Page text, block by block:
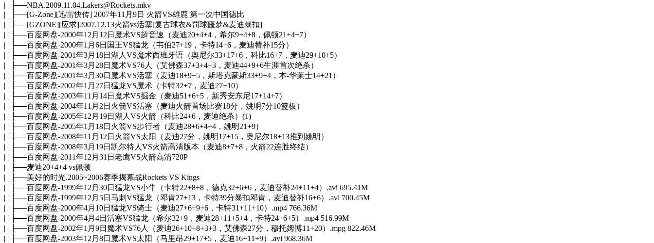
| | ├──NBA.2009.11.04.Lakers@Rockets.mkv
| | ├──[G-Zone][迅雷快传] 2007年11月9日 火箭VS雄鹿 第一次中国德比
| | ├──[GZONE][应求]2007.12.13火箭vs活塞[复古球衣&罚球噩梦&麦迪暴扣]
| | ├──百度网盘-2000年12月12日魔术VS超音速（麦迪20+4+4，希尔9+4+8，佩顿21+4+7）
| | ├──百度网盘-2000年1月6日国王VS猛龙（韦伯27+19，卡特14+6，麦迪替补15分）
| | ├──百度网盘-2001年3月18日湖人VS魔术西班牙语（奥尼尔33+17+6，科比16+7，麦迪29+10+5）
| | ├──百度网盘-2001年3月28日魔术VS76人（艾佛森37+3+4+3，麦迪44+9+6生涯首次绝杀）
| | ├──百度网盘-2001年3月30日魔术VS活塞（麦迪18+9+5，斯塔克豪斯33+9+4，本-华莱士14+21）
| | ├──百度网盘-2002年1月27日猛龙VS魔术（卡特32+7，麦迪27+10）
| | ├──百度网盘-2003年11月14日魔术VS掘金（麦迪51+6+5，新秀安东尼17+14+7）
| | ├──百度网盘-2004年11月2日火箭VS活塞（麦迪火箭首场比赛18分，姚明7分10篮板）
| | ├──百度网盘-2005年12月19日湖人VS火箭（科比24+6，麦迪绝杀）(1)
| | ├──百度网盘-2005年1月18日火箭VS步行者（麦迪28+6+4+4，姚明21+9）
| | ├──百度网盘-2008年11月12日火箭VS太阳（麦迪27分，姚明17+15，奥尼尔18+13推到姚明）
| | ├──百度网盘-2008年3月19日凯尔特人VS火箭高清版本（麦迪8+7+8，火箭22连胜终结）
| | ├──百度网盘-2011年12月31日老鹰VS火箭高清720P
| | ├──麦迪20+4+4 vs佩顿
| | ├──美好的时光.2005~2006赛季揭幕战Rockets VS Kings
| | ├──百度网盘-1999年12月30日猛龙VS小牛（卡特22+8+8，德克32+6+6，麦迪替补24+11+4）.avi 695.41M
| | ├──百度网盘-1999年12月5日马刺VS猛龙（邓肯27+13，卡特39分暴扣邓肯，麦迪替补16+6）.avi 700.45M
| | ├──百度网盘-2000年4月10日猛龙VS骑士（麦迪27+6+9+6，卡特31+11+10）.mp4 766.36M
| | ├──百度网盘-2000年4月4日活塞VS猛龙（希尔32+9，麦迪28+11+5+4，卡特24+6+5）.mp4 516.99M
| | ├──百度网盘-2002年1月9日魔术VS76人（麦迪26+10+8+3+3，艾佛森27分，穆托姆博11+20）.mpg 822.46M
| | ├──百度网盘-2003年12月8日魔术VS太阳（马里昂29+17+5，麦迪16+11+9）.avi 968.36M